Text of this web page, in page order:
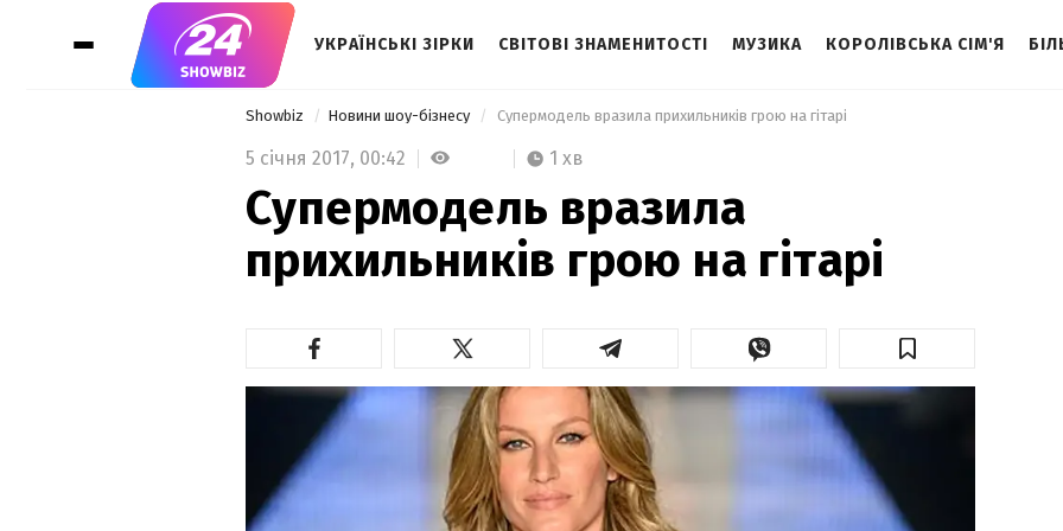
УКРАЇНСЬКІ ЗІРКИ СВІТОВІ ЗНАМЕНИТОСТІ МУЗИКА КОРОЛІВСЬКА СІМ'Я
Showbiz Новини шоу-бізнесу Супермодель вразила прихильників грою на гітарі
5 січня 2017, 00:42 1 хв
Супермодель вразила
прихильників грою на гітарі